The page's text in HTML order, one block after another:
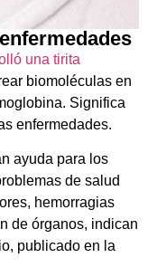
una tirita
biomoléculas en
Significa
enfermedades.
ayuda para los
de salud
hemorragias
de órganos, indican
publicado en la